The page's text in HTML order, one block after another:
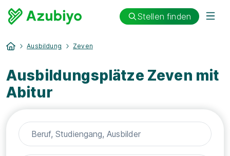
Stellen finden
Ausbildung Zeven
Ausbildungsplätze Zeven mit
Abitur